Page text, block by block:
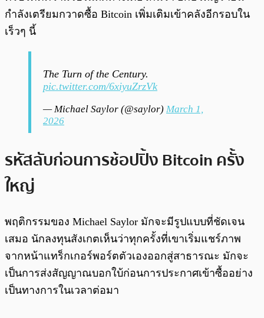
กำลังเตรียมกวาดซื้อ Bitcoin เพิ่มเติมเข้าคลังอีกรอบใน
เร็วๆ นี้
The Turn of the Century.
pic.twitter.com/6xiyuZrzVk
— Michael Saylor (@saylor) March 1,
2026
รหัสลับก่อนการช้อปปิ้ง Bitcoin ครั้ง
ใหญ่
พฤติกรรมของ Michael Saylor มักจะมีรูปแบบที่ชัดเจน
เสมอ นักลงทุนสังเกตเห็นว่าทุกครั้งที่เขาเริ่มแชร์ภาพ
จากหน้าแทร็กเกอร์พอร์ตตัวเองออกสู่สาธารณะ มักจะ
เป็นการส่งสัญญาณบอกใบ้ก่อนการประกาศเข้าซื้ออย่าง
เป็นทางการในเวลาต่อมา